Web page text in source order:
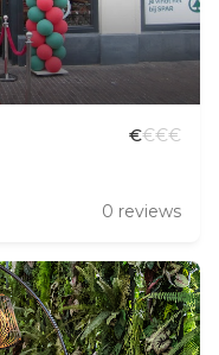
€€€€
0 reviews